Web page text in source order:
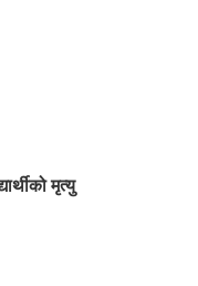
मृत्यु